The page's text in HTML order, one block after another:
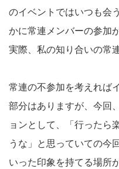
のイベントではいつも会
かに常連メンバーの参加
実際、私の知り合いの常
常連の不参加を考えれば
部分はありますが、今回
ョンとして、「行ったら
うな」と思っていての今
いった印象を持てる場所